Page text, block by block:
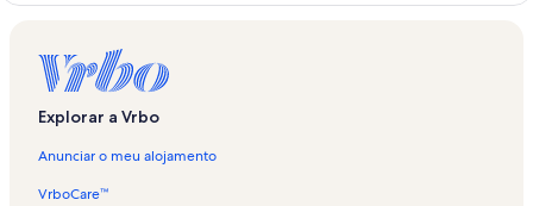
l
a
ã
o
Explorar a Vrbo
Anunciar o meu alojamento
VrboCare™